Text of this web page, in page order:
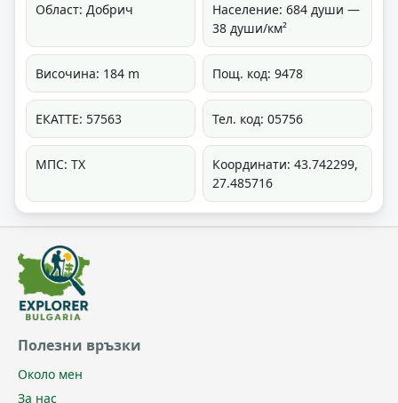
Област: Добрич
Население: 684 души —
38 души/км²
Височина: 184 m Пощ. код: 9478
ЕКАТТЕ: 57563 Тел. код: 05756
МПС: ТХ
Координати: 43.742299,
27.485716
Полезни връзки
Около мен
За нас